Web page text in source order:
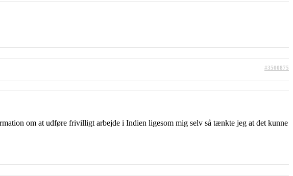
#3500875
om at udføre frivilligt arbejde i Indien ligesom mig selv så tænkte jeg at det kunne